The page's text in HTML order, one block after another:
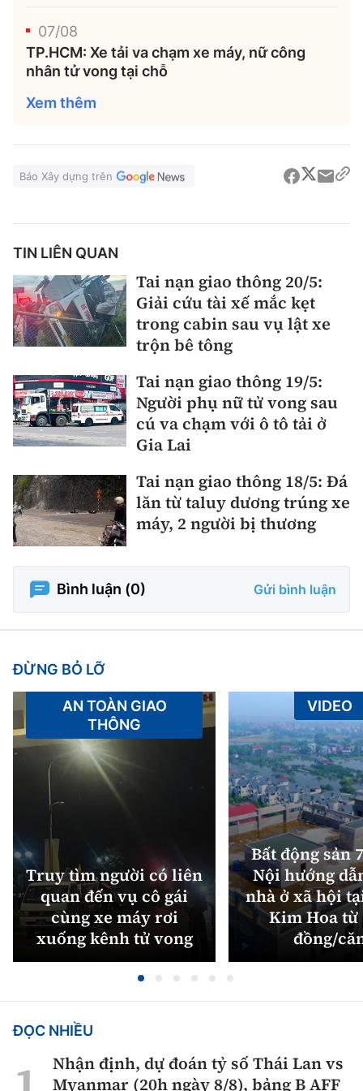
Phó Tổng biên tập:
Nguyễn Đức Thắng, La Đức Hùng
0901 514 799
chấp thuận bằng văn bản.
Thông tin tòa
soạn
07/08
TP.HCM: Xe tải va chạm xe máy, nữ công
nhân tử vong tại chỗ
Xem thêm
Báo Xây dựng trên
TIN LIÊN QUAN
Tai nạn giao thông 20/5:
Giải cứu tài xế mắc kẹt
trong cabin sau vụ lật xe
trộn bê tông
Tai nạn giao thông 19/5:
Người phụ nữ tử vong sau
cú va chạm với ô tô tải ở
Gia Lai
Tai nạn giao thông 18/5: Đá
lăn từ taluy dương trúng xe
máy, 2 người bị thương
Bình luận (0) Gửi bình luận
ĐỪNG BỎ LỠ
Truy tìm người có liên
quan đến vụ cô gái
cùng xe máy rơi
xuống kênh tử vong
AN TOÀN GIAO
THÔNG
Bất động sản
Nội hướng
nhà ở xã hội
Kim Hoa từ
đồng/
VIDEO
ĐỌC NHIỀU
Nhận định, dự đoán tỷ số Thái Lan vs
Myanmar (20h ngày 8/8), bảng B AFF